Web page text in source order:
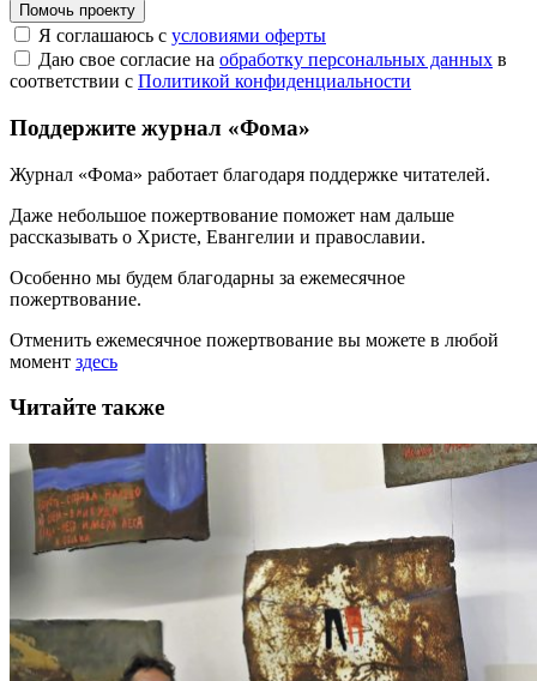
Помочь проекту
Я соглашаюсь с условиями оферты
Даю свое согласие на обработку персональных данных в
соответствии с Политикой конфиденциальности
Поддержите журнал «Фома»
Журнал «Фома» работает благодаря поддержке читателей.
Даже небольшое пожертвование поможет нам дальше
рассказывать о Христе, Евангелии и православии.
Особенно мы будем благодарны за ежемесячное
пожертвование.
Отменить ежемесячное пожертвование вы можете в любой
момент здесь
Читайте также